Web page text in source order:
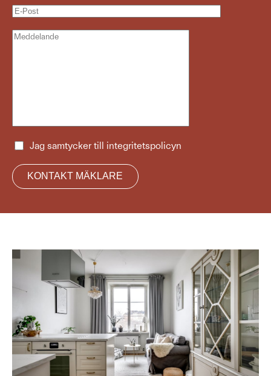
Jag samtycker till integritetspolicyn